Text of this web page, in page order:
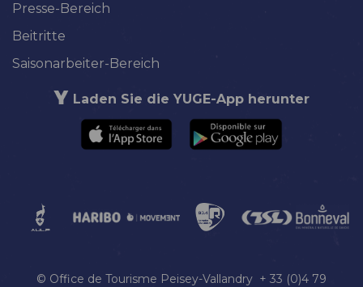
Presse-Bereich
Beitritte
Saisonarbeiter-Bereich
Laden Sie die YUGE-App herunter
© Office de Tourisme Peisey-Vallandry + 33 (0)4 79